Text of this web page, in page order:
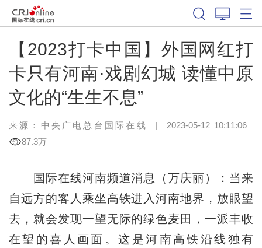
【2023打卡中国】外国网红打
卡只有河南·戏剧幻城 读懂中原
文化的“生生不息”
来源：中央广电总台国际在线 | 2023-05-12 10:11:06
87.3万
国际在线河南频道消息（万庆丽）：当来
自远方的客人乘坐高铁进入河南地界，放眼望
去，就会发现一望无际的绿色麦田，一派丰收
在望的喜人画面。这是河南高铁沿线独有